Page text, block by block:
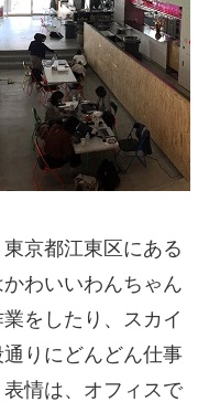
京都江東区にある
わいいわんちゃん
をしたり、スカイ
りにどんどん仕事
情は、オフィスで